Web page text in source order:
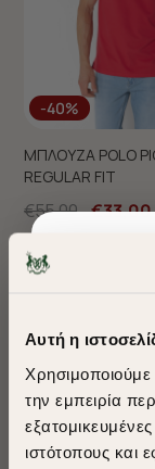
Αυτή η
την εμπειρία
ιστότοπους και
-40%
ΜΠΛΟΥΖΑ POLO
REGULAR FIT
€55,00 €33,00
+ 26 Colors
Sustainable
​